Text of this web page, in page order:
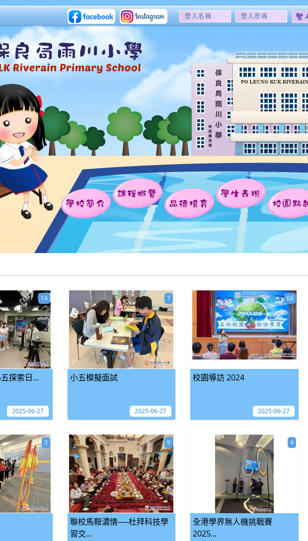
登
名
稱
登
密
碼
學校簡介
課程概覽
品德培育
學生表現
校園點趣
探索日...
14
2025-06-27
小五模擬面試
7
2025-06-27
校園導訪 2024
68
2025-06-27
3
聯校馬鞍濃情──杜拜科技學
習交...
9
全港學界無人機挑戰賽
2025...
4